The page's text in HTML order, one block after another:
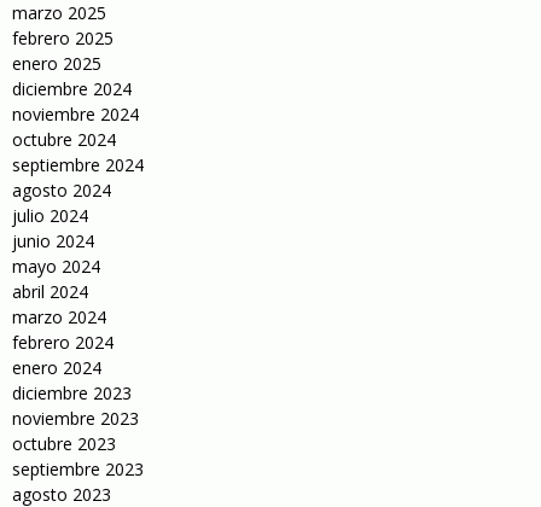
marzo 2025
febrero 2025
enero 2025
diciembre 2024
noviembre 2024
octubre 2024
septiembre 2024
agosto 2024
julio 2024
junio 2024
mayo 2024
abril 2024
marzo 2024
febrero 2024
enero 2024
diciembre 2023
noviembre 2023
octubre 2023
septiembre 2023
agosto 2023